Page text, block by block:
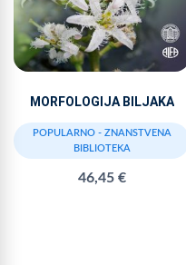
MORFOLOGIJA BILJAKA
POPULARNO - ZNANSTVENA
BIBLIOTEKA
46,45 €